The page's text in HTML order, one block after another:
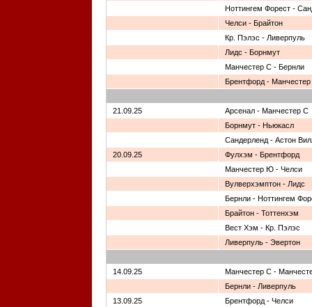
Ноттингем Форест -
Челси - Брайтон
Кр. Пэлэс - Ливерпуль
Лидс - Борнмут
Манчестер С - Бернли
Брентфорд -
21.09.25
Арсенал - Манчестер С
Борнмут - Ньюкасл
Сандерленд - Астон
20.09.25
Фулхэм - Брентфорд
Манчестер Ю - Челси
Вулверхэмптон - Лидс
Бернли - Ноттингем
Брайтон - Тоттенхэм
Вест Хэм - Кр. Пэлэс
Ливерпуль - Эвертон
14.09.25
Манчестер С -
Бернли - Ливерпуль
13.09.25
Брентфорд - Челси